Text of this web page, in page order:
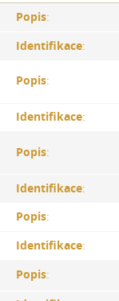
Popis:
Identifikace:
Popis:
Identifikace:
Popis:
Identifikace:
Popis:
Identifikace:
Popis: